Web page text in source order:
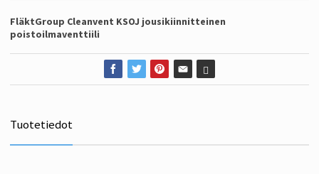
FläktGroup Cleanvent KSOJ jousikiinnitteinen
poistoilmaventtiili
Tuotetiedot